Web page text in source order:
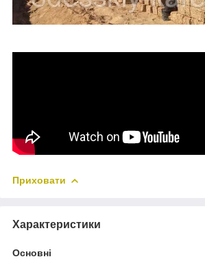
Приховати
Характеристики
Основні